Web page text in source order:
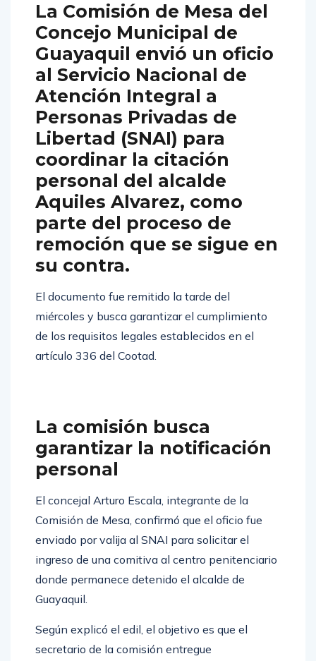
La Comisión de Mesa del
Concejo Municipal de
Guayaquil envió un oficio
al Servicio Nacional de
Atención Integral a
Personas Privadas de
Libertad (SNAI) para
coordinar la citación
personal del alcalde
Aquiles Alvarez, como
parte del proceso de
remoción que se sigue en
su contra.
El documento fue remitido la tarde del
miércoles y busca garantizar el cumplimiento
de los requisitos legales establecidos en el
artículo 336 del Cootad.
La comisión busca
garantizar la notificación
personal
El concejal Arturo Escala, integrante de la
Comisión de Mesa, confirmó que el oficio fue
enviado por valija al SNAI para solicitar el
ingreso de una comitiva al centro penitenciario
donde permanece detenido el alcalde de
Guayaquil.
Según explicó el edil, el objetivo es que el
secretario de la comisión entregue